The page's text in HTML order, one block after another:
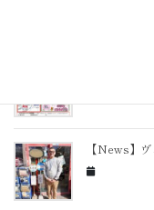
【News】